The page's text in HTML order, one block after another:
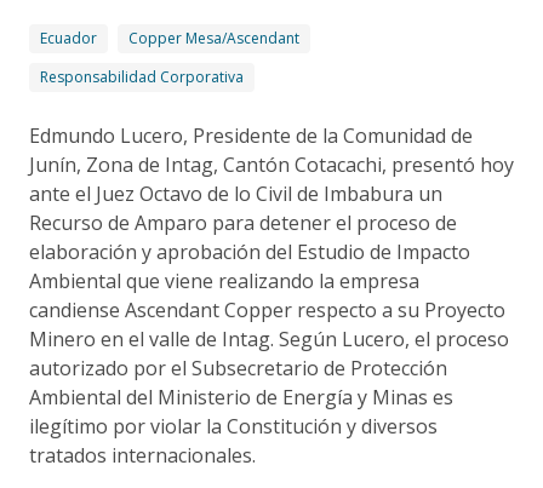
Ecuador
Copper Mesa/Ascendant
Responsabilidad Corporativa
Edmundo Lucero, Presidente de la Comunidad de
Junín, Zona de Intag, Cantón Cotacachi, presentó hoy
ante el Juez Octavo de lo Civil de Imbabura un
Recurso de Amparo para detener el proceso de
elaboración y aprobación del Estudio de Impacto
Ambiental que viene realizando la empresa
candiense Ascendant Copper respecto a su Proyecto
Minero en el valle de Intag. Según Lucero, el proceso
autorizado por el Subsecretario de Protección
Ambiental del Ministerio de Energía y Minas es
ilegítimo por violar la Constitución y diversos
tratados internacionales.